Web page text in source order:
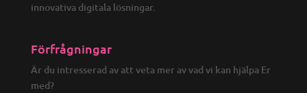
innovativa digitala lösningar.
Förfrågningar
Är du intresserad av att veta mer av vad vi kan hjälpa Er
med?